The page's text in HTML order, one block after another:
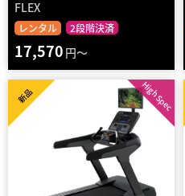
FLEX
レンタル 2段階決済
17,570 円～
High Spec
新品